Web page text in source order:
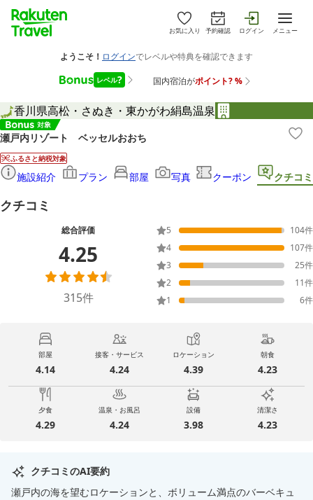
お気に入り 予約確認 ログイン メニュー
香川県高松・さぬき・東かがわ絹島温泉
瀬戸内リゾート ベッセルおおち
ふるさと納税対象
施設紹介 プラン 部屋 写真 クーポン クチコミ
クチコミ
総合評価
4.25
315件
5 104件
4
107件
3
25件
2
11件
1
6件
部屋
4.14
接客・サービス
4.24
ロケーション
4.39
朝食
4.23
夕食
4.29
温泉・お風呂
4.24
設備
3.98
清潔さ
4.23
クチコミのAI要約
瀬戸内の海を望むロケーションと、ボリューム満点のバーベキュ